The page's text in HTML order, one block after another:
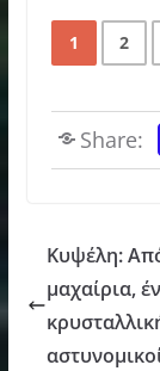
1 2
Share:
Κυψέλη:
μαχαίρια,